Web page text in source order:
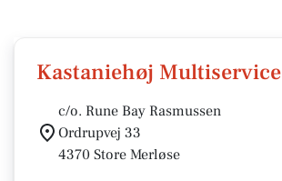
Kastaniehøj Multiservice
c/o. Rune Bay Rasmussen
Ordrupvej 33
4370 Store Merløse